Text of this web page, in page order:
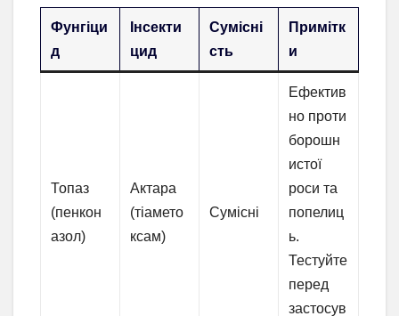
Фунгіци
д
Інсекти
цид
Сумісні
сть
Примітк
и
Топаз
(пенкон
азол)
Актара
(тіамето
ксам)
Сумісні
Ефектив
но проти
борошн
истої
роси та
попелиц
ь.
Тестуйте
перед
застосув